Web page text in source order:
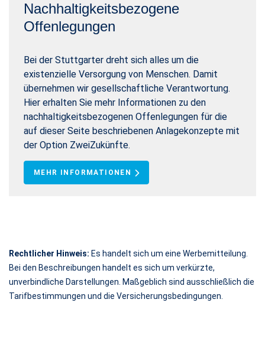
Nachhaltigkeitsbezogene
Offenlegungen
Bei der Stuttgarter dreht sich alles um die
existenzielle Versorgung von Menschen. Damit
übernehmen wir gesellschaftliche Verantwortung.
Hier erhalten Sie mehr Informationen zu den
nachhaltigkeitsbezogenen Offenlegungen für die
auf dieser Seite beschriebenen Anlagekonzepte mit
der Option ZweiZukünfte.
MEHR INFORMATIONEN
Rechtlicher Hinweis: Es handelt sich um eine Werbemitteilung.
Bei den Beschreibungen handelt es sich um verkürzte,
unverbindliche Darstellungen. Maßgeblich sind ausschließlich die
Tarifbestimmungen und die Versicherungsbedingungen.